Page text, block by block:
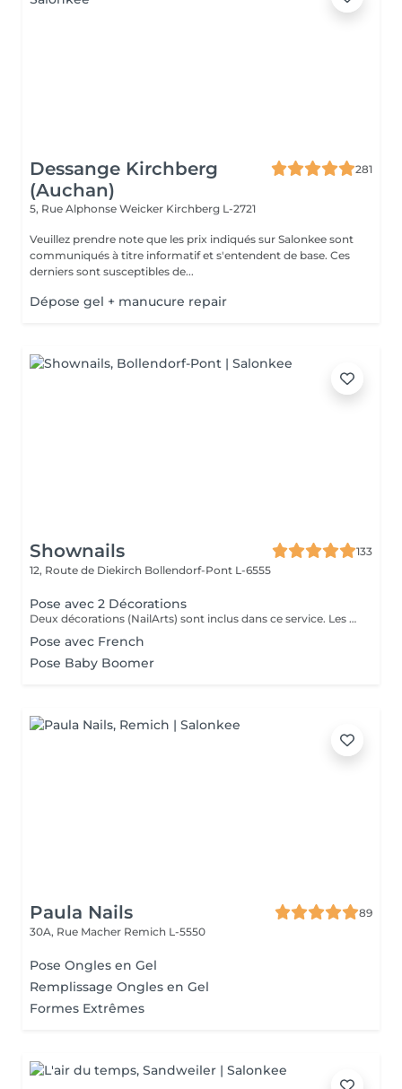
Dessange Kirchberg
(Auchan)
281
5, Rue Alphonse Weicker Kirchberg L-2721
Veuillez prendre note que les prix indiqués sur Salonkee sont
communiqués à titre informatif et s'entendent de base. Ces
derniers sont susceptibles de...
Dépose gel + manucure repair
Shownails
133
12, Route de Diekirch Bollendorf-Pont L-6555
Pose avec 2 Décorations
Deux décorations (NailArts) sont inclus dans ce service. Les prix peuvent varier en fonction des décorations supplémentaires.
Pose avec French
Pose Baby Boomer
Paula Nails
89
30A, Rue Macher Remich L-5550
Pose Ongles en Gel
Remplissage Ongles en Gel
Formes Extrêmes